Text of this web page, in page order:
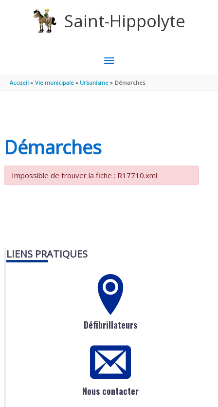
Saint-Hippolyte
MENU
PRINCIPAL
Accueil Vie municipale Urbanisme Démarches
Démarches
Impossible de trouver la fiche : R17710.xml
LIENS PRATIQUES
Défibrillateurs
Nous contacter